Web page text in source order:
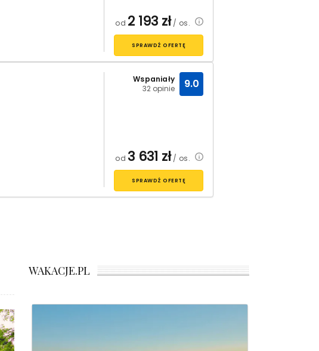
od 2 193 zł/ os.
SPRAWDŹ OFERTĘ
Wspaniały
32 opinie
9.0
od 3 631 zł/ os.
SPRAWDŹ OFERTĘ
WAKACJE.PL